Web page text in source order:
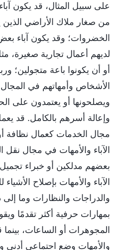
على سبيل المثال، قد يكون
من صغار ملاك الأراضي
الخضروات؛ وقد يكون آباء
لديهم أعمال تجارية صغيرة،
أو أن يكونوا باعة متجولين؛
الأشخاص وأمهاتهم في
ويصلحونها أو يعتمدون على
وإعالة أسرهم بالكامل. قد
مجال الخدمات كعمال نظافة
الآباء والأمهات في مجال نقل
بعضهم مدلكين أو خبراء
الآباء والأمهات بإصلاح
والدراجات والنظارات وما إلى
بمهارات حرفية أكثر تقدمًا
المجوهرات أو الساعات، بينما
والأمهات وضع اجتماعي أدنى